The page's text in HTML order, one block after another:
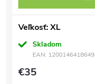
Veľkosť: XL
Skladom
EAN: 1200146418649
€35